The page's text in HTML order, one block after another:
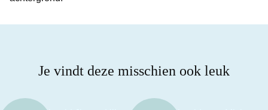
Je vindt deze misschien ook leuk